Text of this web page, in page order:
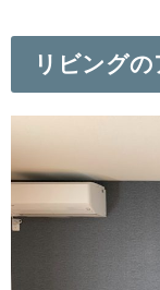
リビング